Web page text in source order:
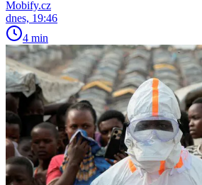
Mobify.cz
dnes, 19:46
4 min